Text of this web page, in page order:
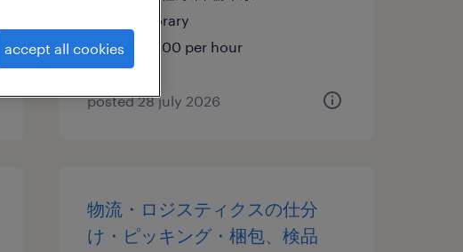
temporary
¥1250.00 per hour
posted 28 july 2026
物流・ロジスティクスの仕分
け・ピッキング・梱包、検品
accept all cookies